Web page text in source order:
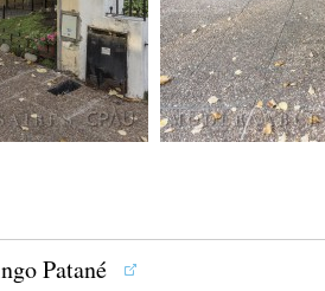
Patané